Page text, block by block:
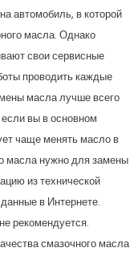
автомобиль, в которой
масла. Однако
свои сервисные
проводить каждые
масла лучше всего
вы в основном
чаще менять масло в
масла нужно для замены
из технической
в Интернете.
рекомендуется.
смазочного масла